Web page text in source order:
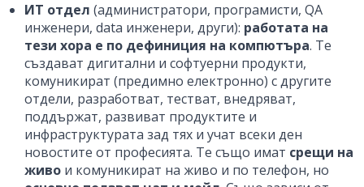
ИТ отдел (администратори, програмисти, QA
инженери, data инженери, други): работата на
тези хора е по дефиниция на компютъра. Те
създават дигитални и софтуерни продукти,
комуникират (предимно електронно) с другите
отдели, разработват, тестват, внедряват,
поддържат, развиват продуктите и
инфраструктурата зад тях и учат всеки ден
новостите от професията. Те също имат срещи на
живо и комуникират на живо и по телефон, но